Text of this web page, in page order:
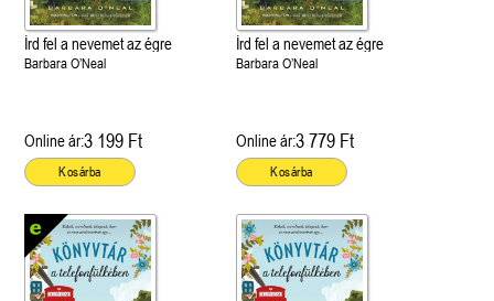
Írd fel a nevemet az égre
Barbara O’Neal
Online ár:3 199 Ft
Kosárba
Írd fel a nevemet az égre
Barbara O’Neal
Online ár:3 779 Ft
Kosárba